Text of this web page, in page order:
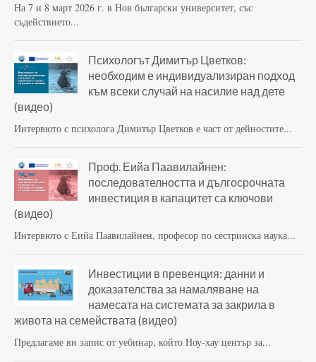
На 7 и 8 март 2026 г. в Нов български университет, със
съдействието...
Психологът Димитър Цветков:
необходим е индивидуализиран подход
към всеки случай на насилие над дете
(видео)
Интервюто с психолога Димитър Цветков е част от дейностите...
Проф. Еийа Паавилайнен:
последователността и дългосрочната
инвестиция в капацитет са ключови
(видео)
Интервюто с Еийа Паавилайнен, професор по сестринска наука...
Инвестиции в превенция: данни и
доказателства за намаляване на
намесата на системата за закрила в
живота на семействата (видео)
Предлагаме ви запис от уебинар, който Ноу-хау център за...